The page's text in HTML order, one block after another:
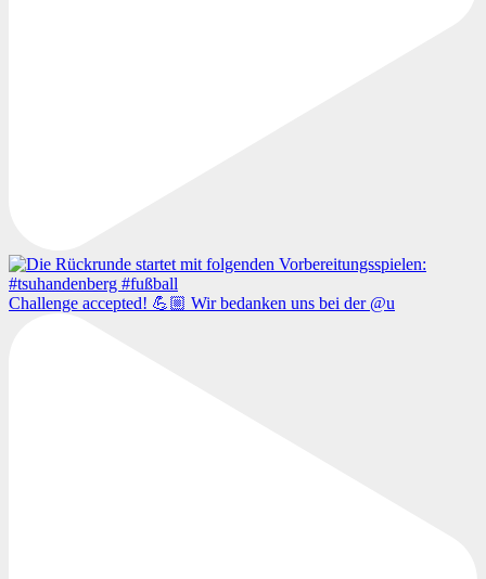
Challenge accepted! 💪🏼 Wir bedanken uns bei der @u